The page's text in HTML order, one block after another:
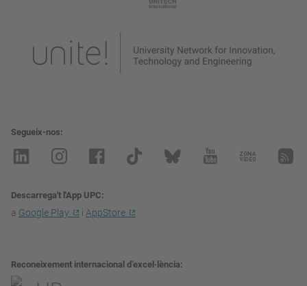
Segueix-nos
Descarrega't l'App UPC
a Google Play i AppStore
Reconeixement internacional d’excel·lència